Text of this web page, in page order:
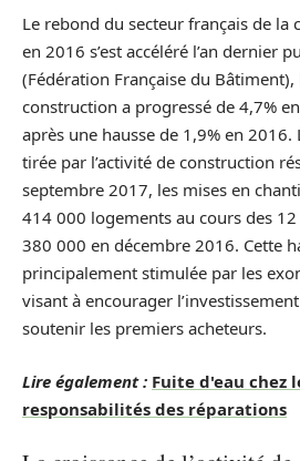
Le rebond du secteur français de la
en 2016 s’est accéléré l’an dernier
(Fédération Française du Bâtiment),
construction a progressé de 4,7%
après une hausse de 1,9% en 2016.
tirée par l’activité de construction
septembre 2017, les mises en
414 000 logements au cours des
380 000 en décembre 2016. Cette
principalement stimulée par les
visant à encourager
soutenir les premiers acheteurs.
Lire également : Fuite d'eau chez
responsabilités des réparations